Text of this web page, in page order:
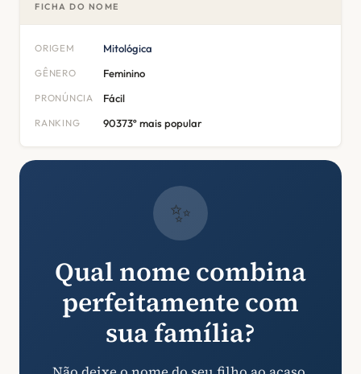
FICHA DO NOME
ORIGEM Mitológica
GÊNERO Feminino
PRONÚNCIA Fácil
RANKING 90373º mais popular
✨
Qual nome combina
perfeitamente com
sua família?